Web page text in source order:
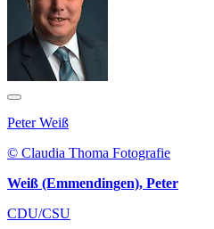
Peter Weiß
© Claudia Thoma Fotografie
Weiß (Emmendingen), Peter
CDU/CSU